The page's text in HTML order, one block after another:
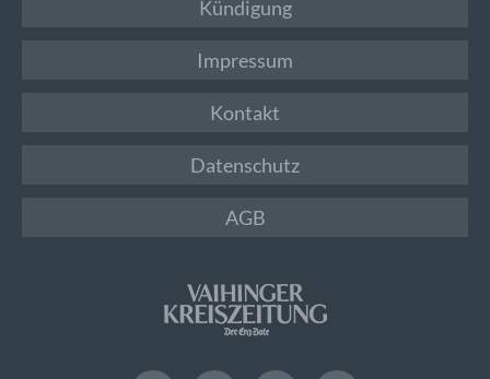
Kündigung
Impressum
Kontakt
Datenschutz
AGB